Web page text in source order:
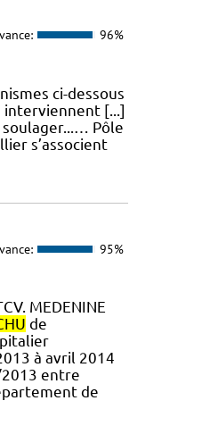
96%
ci-dessous
interviennent [...]
Pôle
s’associent
95%
MEDENINE
de
à avril 2014
entre
de